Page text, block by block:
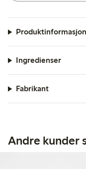
Produktinformasjon
Ingredienser
Fabrikant
Andre kunder